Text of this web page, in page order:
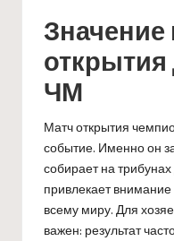
Значение
открытия
ЧМ
Матч открытия
событие. Именно он
собирает на
привлекает
всему миру. Для
важен: результат